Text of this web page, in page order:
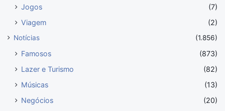
Jogos
(7)
Viagem
(2)
Notícias (1.856)
Famosos
(873)
Lazer e Turismo
(82)
Músicas
(13)
Negócios
(20)